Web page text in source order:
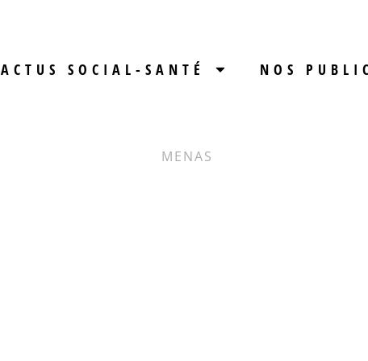
ACTUS SOCIAL-SANTÉ NOS
MENAS